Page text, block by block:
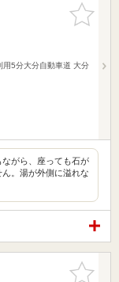
お気に入
りに追加
用5分大分自動車道 大分
がら、座っても石が
。湯が外側に溢れな
お気に入
りに追加